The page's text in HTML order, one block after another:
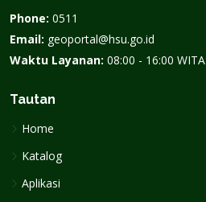
Phone: 0511
Email: geoportal@hsu.go.id
Waktu Layanan: 08:00 - 16:00 WITA
Tautan
Home
Katalog
Aplikasi